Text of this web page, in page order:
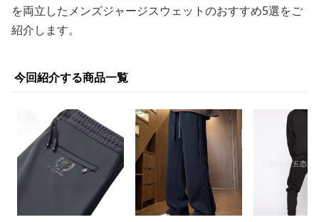
を両立したメンズジャージスウェットのおすすめ5選をご
紹介します。
今回紹介する商品一覧